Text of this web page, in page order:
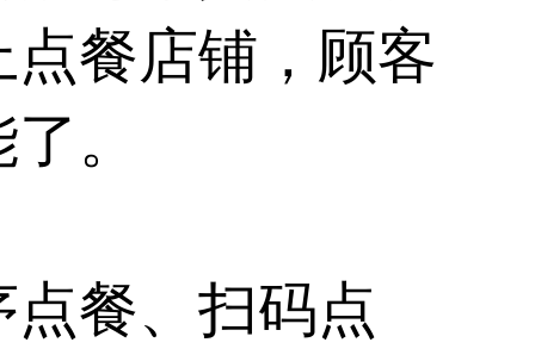
餐店铺，顾客
。
餐、扫码点